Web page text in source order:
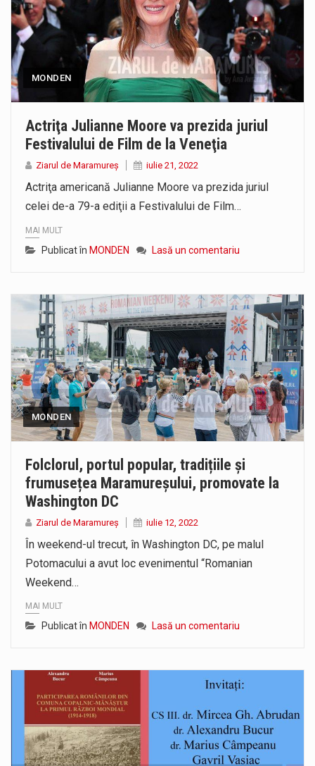
MONDEN
Actriţa Julianne Moore va prezida juriul
Festivalului de Film de la Veneţia
Ziarul de Maramureș iulie 21, 2022
Actriţa americană Julianne Moore va prezida juriul
celei de-a 79-a ediţii a Festivalului de Film…
MAI MULT
Publicat în MONDEN Lasă un comentariu
MONDEN
Folclorul, portul popular, tradițiile și
frumusețea Maramureșului, promovate la
Washington DC
Ziarul de Maramureș iulie 12, 2022
În weekend-ul trecut, în Washington DC, pe malul
Potomacului a avut loc evenimentul “Romanian
Weekend…
MAI MULT
Publicat în MONDEN Lasă un comentariu